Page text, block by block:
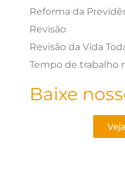
Reforma da
Revisão
Revisão da Vida
Tempo de trabalho
Baixe